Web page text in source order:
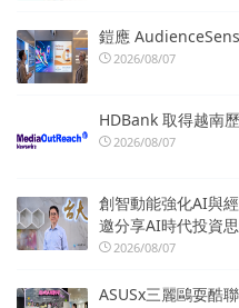
鎧應
2026/08/07
HDBank 取得越南
2026/08/07
創智動能強化AI與
邀分享AI時代投資
2026/08/07
ASUSx三麗鷗耍酷